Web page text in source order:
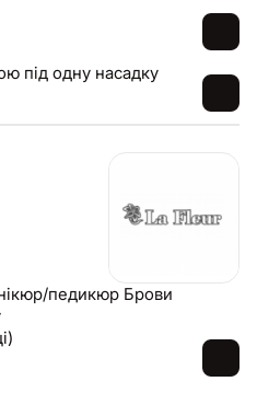
під одну насадку
педикюр Брови